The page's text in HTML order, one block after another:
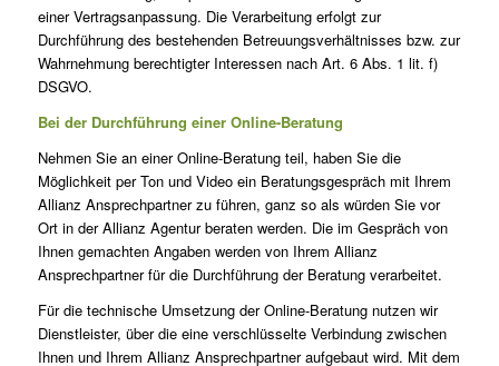
einer Vertragsanpassung. Die Verarbeitung erfolgt zur
Durchführung des bestehenden Betreuungsverhältnisses bzw. zur
Wahrnehmung berechtigter Interessen nach Art. 6 Abs. 1 lit. f)
DSGVO.
Bei der Durchführung einer Online-Beratung
Nehmen Sie an einer Online-Beratung teil, haben Sie die
Möglichkeit per Ton und Video ein Beratungsgespräch mit Ihrem
Allianz Ansprechpartner zu führen, ganz so als würden Sie vor
Ort in der Allianz Agentur beraten werden. Die im Gespräch von
Ihnen gemachten Angaben werden von Ihrem Allianz
Ansprechpartner für die Durchführung der Beratung verarbeitet.
Für die technische Umsetzung der Online-Beratung nutzen wir
Dienstleister, über die eine verschlüsselte Verbindung zwischen
Ihnen und Ihrem Allianz Ansprechpartner aufgebaut wird. Mit dem